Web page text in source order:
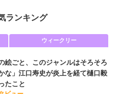
ランキング
ウィークリー
絵ごと、このジャンルはそろそろ
な」江口寿史が炎上を経て樋口毅
たこと